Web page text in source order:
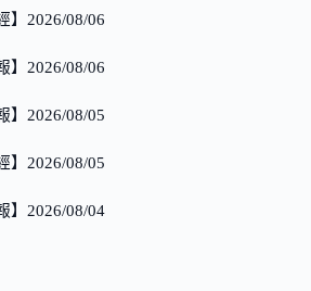
】2026/08/06
】2026/08/06
】2026/08/05
】2026/08/05
】2026/08/04